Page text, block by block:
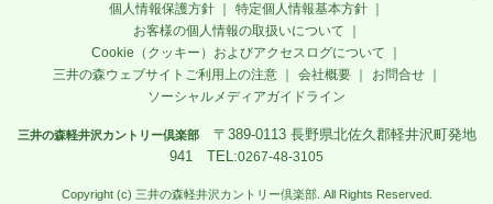
個人情報保護方針
特定個人情報基本方針
お客様の個人情報の取扱いについて
Cookie（クッキー）およびアクセスログについて
三井の森ウェブサイトご利用上の注意
会社概要
お問合せ
ソーシャルメディアガイドライン
三井の森軽井沢カントリー倶楽部〒389‐0113 長野県北佐久郡軽井沢町発地
941 TEL:0267-48-3105
Copyright (c) 三井の森軽井沢カントリー倶楽部. All Rights Reserved.